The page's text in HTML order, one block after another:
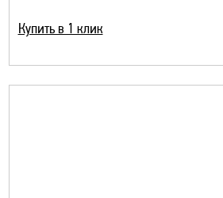
Купить в 1 клик